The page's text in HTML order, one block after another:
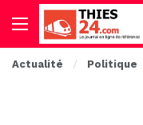
Actualité Politique